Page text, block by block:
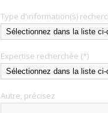
Type d'information(s)
Expertise recherchée (*)
Autre, précisez